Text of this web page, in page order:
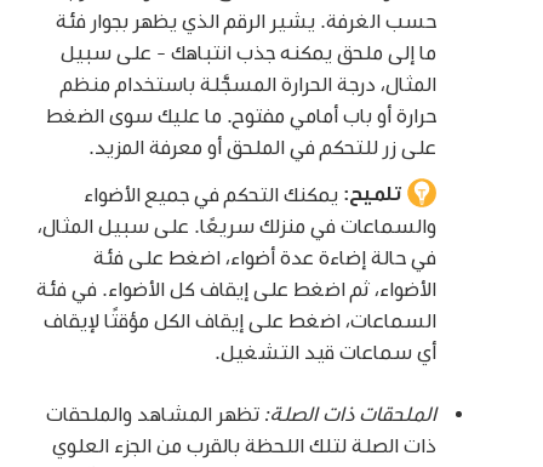
حسب الغرفة. يشير الرقم الذي يظهر بجوار فئة
ما إلى ملحق يمكنه جذب انتباهك - على سبيل
المثال، درجة الحرارة المسجَّلة باستخدام منظم
حرارة أو باب أمامي مفتوح. ما عليك سوى الضغط
على زر للتحكم في الملحق أو معرفة المزيد.
تلميح:يمكنك التحكم في جميع الأضواء
والسماعات في منزلك سريعًا. على سبيل المثال،
في حالة إضاءة عدة أضواء، اضغط على فئة
الأضواء، ثم اضغط على إيقاف كل الأضواء. في فئة
السماعات، اضغط على إيقاف الكل مؤقتًا لإيقاف
أي سماعات قيد التشغيل.
الملحقات ذات الصلة:تظهر المشاهد والملحقات
ذات الصلة لتلك اللحظة بالقرب من الجزء العلوي